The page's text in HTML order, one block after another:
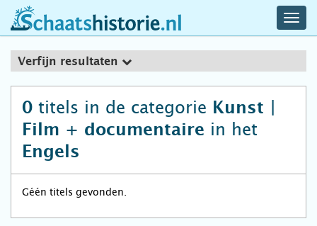
schaatshistorie.nl
Verfijn resultaten
0 titels in de categorie Kunst |
Film + documentaire in het
Engels
Géén titels gevonden.